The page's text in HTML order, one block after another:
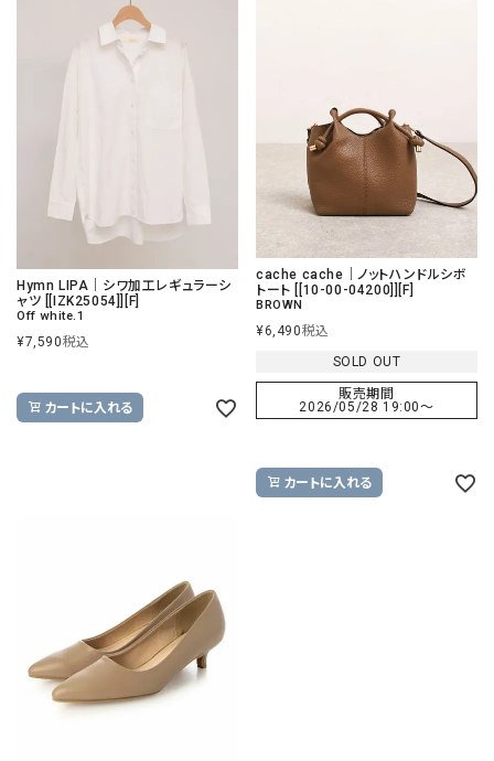
Hymn LIPA｜シワ加工レギュラーシ
ャツ [[IZK25054]][F]
Off white.1
¥7,590税込
カートに入れる
cache cache｜ノットハンドルシボ
トート [[10-00-04200]][F]
BROWN
¥6,490税込
SOLD OUT
販売期間
2026/05/28 19:00〜
カートに入れる